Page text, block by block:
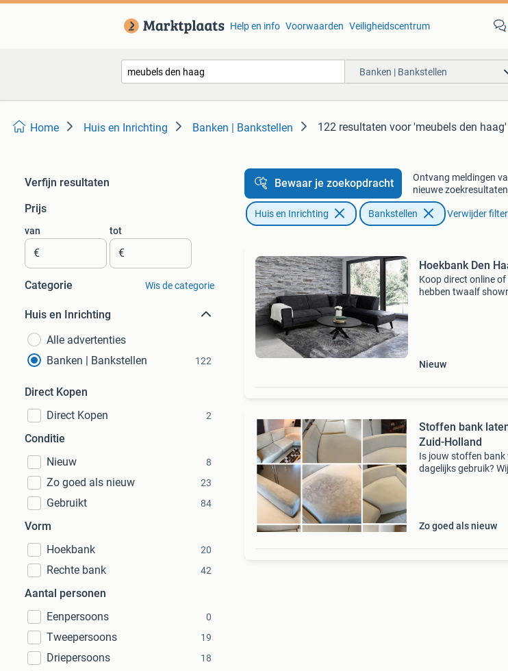
Help en info Voorwaarden Veiligheidscentrum
Banken | Bankstellen
Home Huis en Inrichting Banken | Bankstellen 122 resultaten voor 'meubels den haag'
Verfijn resultaten
Prijs
van
€
tot
€
Categorie Wis de categorie
Huis en Inrichting
Alle advertenties
Banken | Bankstellen
122
Direct Kopen
Direct Kopen
2
Conditie
Nieuw
8
Zo goed als nieuw 23
Gebruikt 84
Vorm
Hoekbank
20
Rechte bank 42
Aantal personen
Eenpersoons
0
Tweepersoons 19
Driepersoons 18
Bewaar je zoekopdracht
Ontvang meldingen
nieuwe zoekresultaten
Huis en Inrichting Bankstellen Verwijder
Hoekbank Den
Koop direct online
hebben twaalf
Nieuw
Stoffen bank
Zuid-Holland
Is jouw stoffen bank
dagelijks gebruik?
Zo goed als nieuw